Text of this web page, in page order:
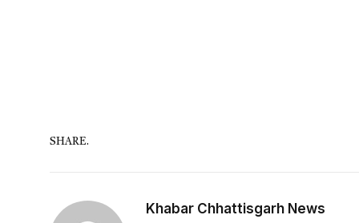
SHARE.
Khabar Chhattisgarh News